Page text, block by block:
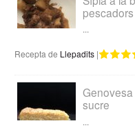
...
Recepta de Llepadits |
sucre
...